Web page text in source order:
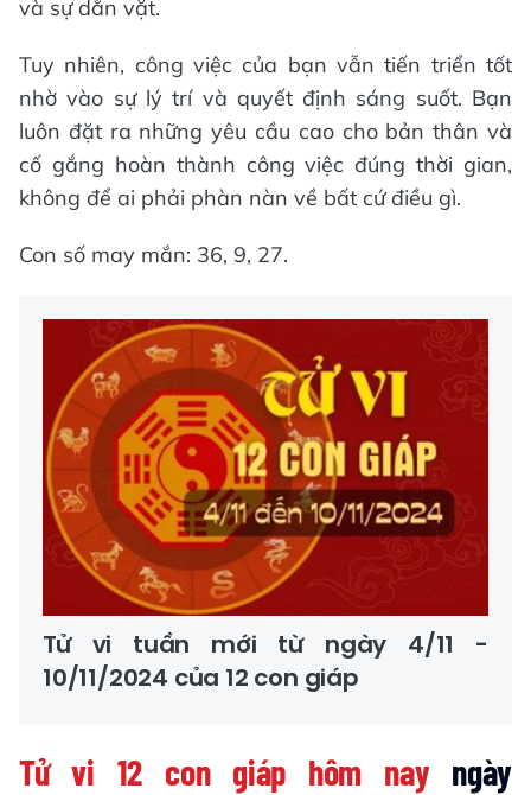
và sự dằn vặt.
Tuy nhiên, công việc của bạn vẫn tiến triển tốt
nhờ vào sự lý trí và quyết định sáng suốt. Bạn
luôn đặt ra những yêu cầu cao cho bản thân và
cố gắng hoàn thành công việc đúng thời gian,
không để ai phải phàn nàn về bất cứ điều gì.
Con số may mắn: 36, 9, 27.
Tử vi tuần mới từ ngày 4/11 -
10/11/2024 của 12 con giáp
Tử vi 12 con giáp hôm nayngày